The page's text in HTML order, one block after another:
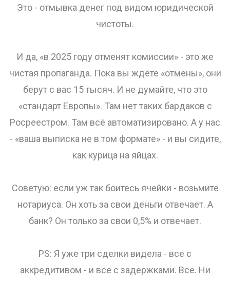
Это - отмывка денег под видом юридической
чистоты.
И да, «в 2025 году отменят комиссии» - это же
чистая пропаганда. Пока вы ждёте «отмены», они
берут с вас 15 тысяч. И не думайте, что это
«стандарт Европы». Там нет таких бардаков с
Росреестром. Там всё автоматизировано. А у нас
- «ваша выписка не в том формате» - и вы сидите,
как курица на яйцах.
Советую: если уж так боитесь ячейки - возьмите
нотариуса. Он хоть за свои деньги отвечает. А
банк? Он только за свои 0,5% и отвечает.
PS: Я уже три сделки видела - все с
аккредитивом - и все с задержками. Все. Ни